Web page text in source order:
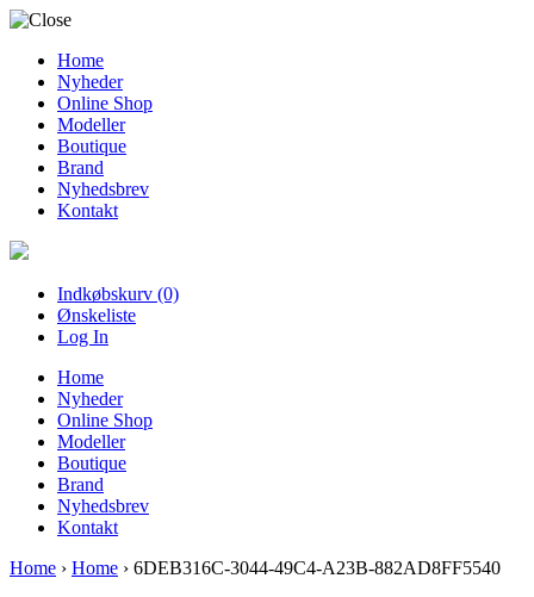
Home
Nyheder
Online Shop
Modeller
Boutique
Brand
Nyhedsbrev
Kontakt
Indkøbskurv (0)
Ønskeliste
Log In
Home
Nyheder
Online Shop
Modeller
Boutique
Brand
Nyhedsbrev
Kontakt
Home › Home › 6DEB316C-3044-49C4-A23B-882AD8FF5540